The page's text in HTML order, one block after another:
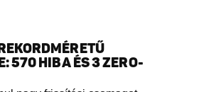
570 HIBA ÉS 3 ZERO-